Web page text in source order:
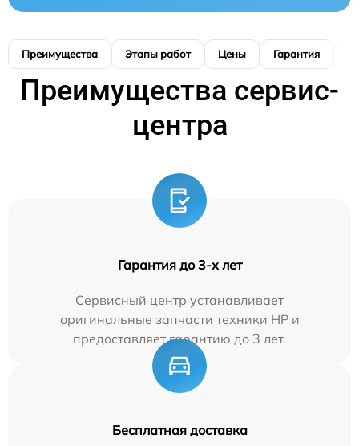
Преимущества Этапы работ Цены Гарантия
Преимущества сервис-
центра
Гарантия до 3-х лет
Сервисный центр устанавливает
оригинальные запчасти техники HP и
предоставляет гарантию до 3 лет.
Бесплатная доставка